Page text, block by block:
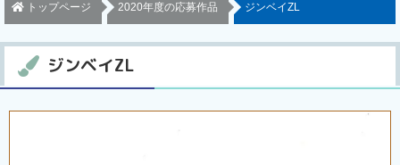
トップページ 2020年度の応募作品 ジンベイZL
ジンベイZL